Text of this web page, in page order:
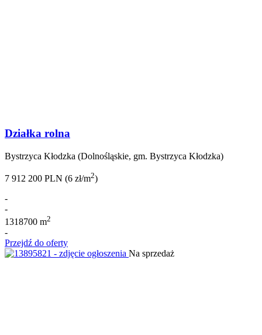
Działka rolna
Bystrzyca Kłodzka (Dolnośląskie, gm. Bystrzyca Kłodzka)
7 912 200 PLN (6 zł/m2)
-
-
1318700 m2
-
Przejdź do oferty
Na sprzedaż